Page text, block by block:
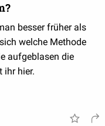
besser früher als
welche Methode
aufgeblasen die
ihr hier.